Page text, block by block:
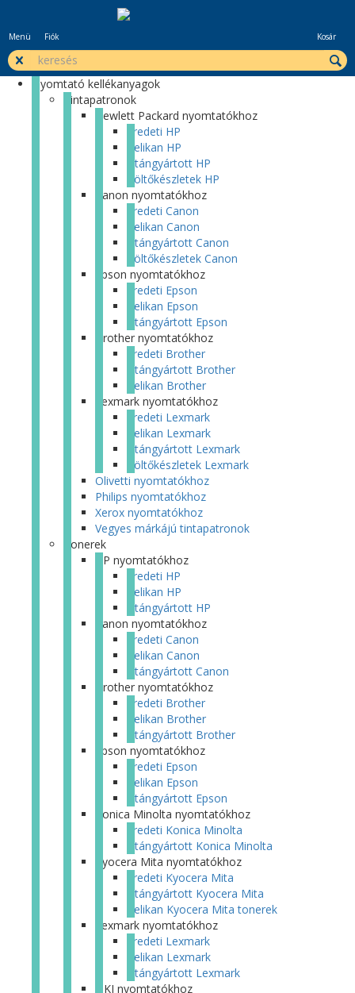
Menü Fiók Kosár
Nyomtató kellékanyagok
Tintapatronok
Hewlett Packard nyomtatókhoz
Eredeti HP
Pelikan HP
Utángyártott HP
Töltőkészletek HP
Canon nyomtatókhoz
Eredeti Canon
Pelikan Canon
Utángyártott Canon
Töltőkészletek Canon
Epson nyomtatókhoz
Eredeti Epson
Pelikan Epson
Utángyártott Epson
Brother nyomtatókhoz
Eredeti Brother
Utángyártott Brother
Pelikan Brother
Lexmark nyomtatókhoz
Eredeti Lexmark
Pelikan Lexmark
Utángyártott Lexmark
Töltőkészletek Lexmark
Olivetti nyomtatókhoz
Philips nyomtatókhoz
Xerox nyomtatókhoz
Vegyes márkájú tintapatronok
Tonerek
HP nyomtatókhoz
Eredeti HP
Pelikan HP
Utángyártott HP
Canon nyomtatókhoz
Eredeti Canon
Pelikan Canon
Utángyártott Canon
Brother nyomtatókhoz
Eredeti Brother
Pelikan Brother
Utángyártott Brother
Epson nyomtatókhoz
Eredeti Epson
Pelikan Epson
Utángyártott Epson
Konica Minolta nyomtatókhoz
Eredeti Konica Minolta
Utángyártott Konica Minolta
Kyocera Mita nyomtatókhoz
Eredeti Kyocera Mita
Utángyártott Kyocera Mita
Pelikan Kyocera Mita tonerek
Lexmark nyomtatókhoz
Eredeti Lexmark
Pelikan Lexmark
Utángyártott Lexmark
OKI nyomtatókhoz